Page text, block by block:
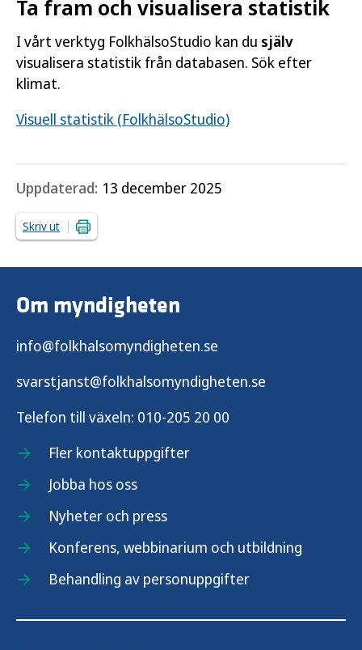
Ta fram och visualisera statistik
I vårt verktyg FolkhälsoStudio kan du själv
visualisera statistik från databasen. Sök efter
klimat.
Visuell statistik (FolkhälsoStudio)
Uppdaterad: 13 december 2025
Skriv ut
Om myndigheten
info@folkhalsomyndigheten.se
svarstjanst@folkhalsomyndigheten.se
Telefon till växeln: 010-205 20 00
Fler kontaktuppgifter
Jobba hos oss
Nyheter och press
Konferens, webbinarium och utbildning
Behandling av personuppgifter